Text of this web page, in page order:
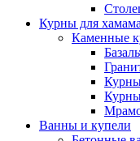
Курны для хамама
Каменные
Курны
Ванны и купели